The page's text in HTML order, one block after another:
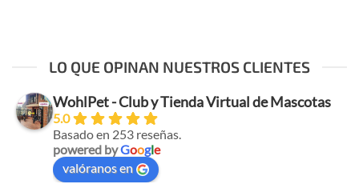
LO QUE OPINAN NUESTROS CLIENTES
WohlPet - Club y Tienda Virtual de Mascotas
5.0
Basado en 253 reseñas.
powered byGoogle
valóranos en